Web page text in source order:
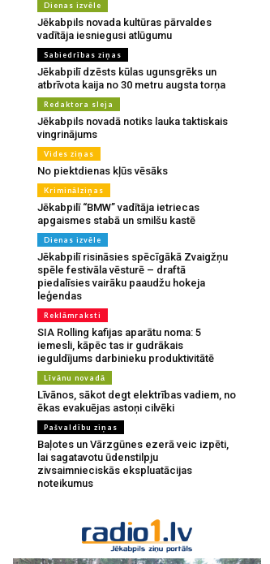
Dienas izvēle
Jēkabpils novada kultūras pārvaldes
vadītāja iesniegusi atlūgumu
Sabiedrības ziņas
Jēkabpilī dzēsts kūlas ugunsgrēks un
atbrīvota kaija no 30 metru augsta torņa
Redaktora sleja
Jēkabpils novadā notiks lauka taktiskais
vingrinājums
Vides ziņas
No piektdienas kļūs vēsāks
Kriminālziņas
Jēkabpilī “BMW” vadītāja ietriecas
apgaismes stabā un smilšu kastē
Dienas izvēle
Jēkabpilī risināsies spēcīgākā Zvaigžņu
spēle festivāla vēsturē – draftā
piedalīsies vairāku paaudžu hokeja
leģendas
Reklāmraksti
SIA Rolling kafijas aparātu noma: 5
iemesli, kāpēc tas ir gudrākais
ieguldījums darbinieku produktivitātē
Līvānu novadā
Līvānos, sākot degt elektrības vadiem, no
ēkas evakuējas astoņi cilvēki
Pašvaldību ziņas
Baļotes un Vārzgūnes ezerā veic izpēti,
lai sagatavotu ūdenstilpju
zivsaimnieciskās ekspluatācijas
noteikumus